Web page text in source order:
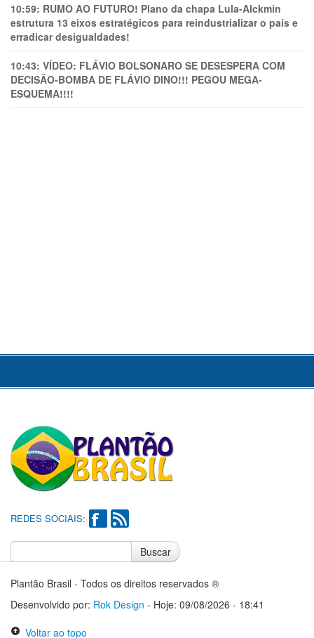
10:59: RUMO AO FUTURO! Plano da chapa Lula-Alckmin
estrutura 13 eixos estratégicos para reindustrializar o país e
erradicar desigualdades!
10:43: VÍDEO: FLÁVIO BOLSONARO SE DESESPERA COM
DECISÃO-BOMBA DE FLÁVIO DINO!!! PEGOU MEGA-
ESQUEMA!!!!
REDES SOCIAIS:
Buscar
Plantão Brasil - Todos os direitos reservados ®
Desenvolvido por: Rok Design - Hoje: 09/08/2026 - 18:41
Voltar ao topo